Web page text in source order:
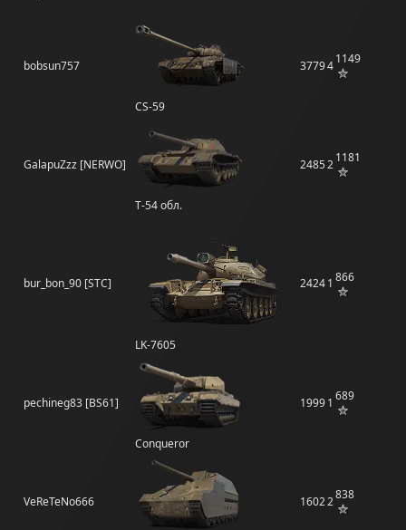
bobsun757
CS-59
377941149
GalapuZzz [NERWO]
Т-54 обл.
248521181
bur_bon_90 [STC]
LK-7605
24241 866
pechineg83 [BS61]
Conqueror
19991 689
VeReTeNo666 16022838